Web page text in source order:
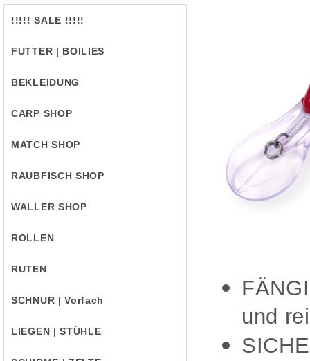
!!!!! SALE !!!!!
FUTTER | BOILIES
BEKLEIDUNG
CARP SHOP
MATCH SHOP
RAUBFISCH SHOP
WALLER SHOP
ROLLEN
RUTEN
SCHNUR | Vorfach
LIEGEN | STÜHLE
und